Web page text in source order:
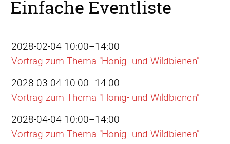
Einfache Eventliste
2028-02-04 10:00–14:00
Vortrag zum Thema "Honig- und Wildbienen"
2028-03-04 10:00–14:00
Vortrag zum Thema "Honig- und Wildbienen"
2028-04-04 10:00–14:00
Vortrag zum Thema "Honig- und Wildbienen"